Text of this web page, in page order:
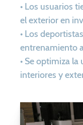
• Los usuarios
el exterior en
• Los
entrenamiento
• Se optimiza
interiores y